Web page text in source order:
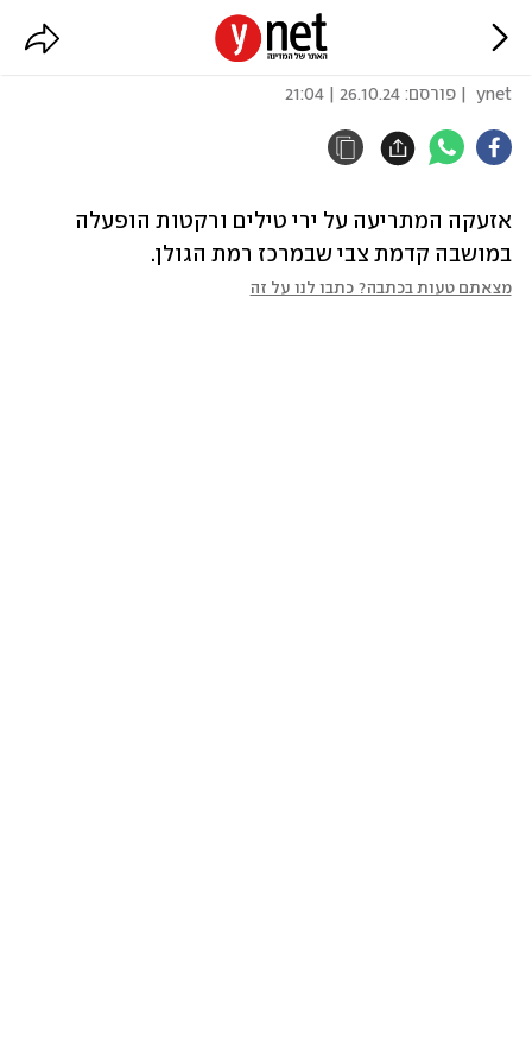
אזעקה במרכז רמת הגולן
ynet | פורסם: 26.10.24 | 21:04
במושבה קדמת צבי שבמרכז רמת הגולן.
מצאתם טעות בכתבה? כתבו לנו על זה